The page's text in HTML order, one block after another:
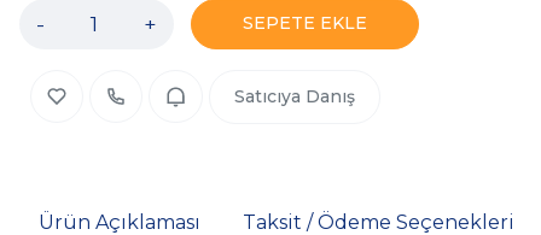
- + SEPETE EKLE
Satıcıya Danış
Ürün Açıklaması Taksit / Ödeme Seçenekleri